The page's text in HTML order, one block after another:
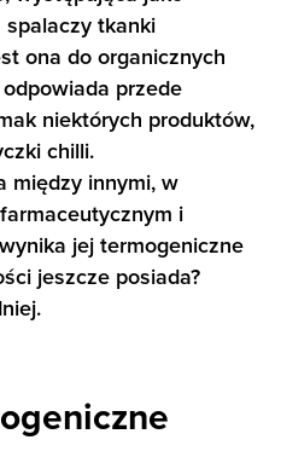
spalaczy tkanki
ona do organicznych
przede
niektórych produktów,
chilli.
między innymi, w
i
jej termogeniczne
jeszcze posiada?